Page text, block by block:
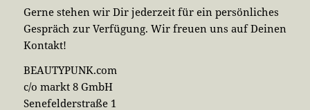
Gerne stehen wir Dir jederzeit für ein persönliches
Gespräch zur Verfügung. Wir freuen uns auf Deinen
Kontakt!
BEAUTYPUNK.com
c/o markt 8 GmbH
Senefelderstraße 1